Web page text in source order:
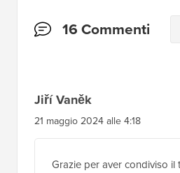
Interazioni
16 Commenti
Jiří Vaněk
21 maggio 2024 alle 4:18
Grazie per aver condiviso